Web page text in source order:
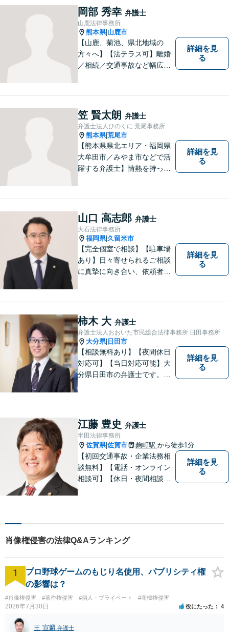
岡部 秀幸 弁護士
山鹿法律事務所
熊本県| 山鹿市
【山鹿、菊池、県北地域の
方々へ】【法テラス可】離婚
／相続／交通事故など幅広く
そう地域に法的サービスを提
供してまいります。お気軽に
ご相談を！
詳細を見
る
笠 賢太朗 弁護士
弁護士法人ひのくに 荒尾事務所
熊本県|荒尾市
【熊本県県北エリア・福岡県
大牟田市／みやま市などで活
躍する弁護士】情熱を持って
題に1つ1つ丁寧に取り組みま
す。離婚 、相続、交通事故、
企業法務など幅広いお困りご
とに対応可能です！
詳細を見
る
山口 高志郎 弁護士
大石法律事務所
福岡県|久留米市
【完全個室で相談】【駐車場
あり】日々寄せられるご相談
に真摯に向き合い、依頼者の
す法人・個人の方々には、経
営課題の解決に向けた最適な
法的サポートを提供し、安定
した経営基盤の構築をお手伝
いいたします。
詳細を見
る
柿木 大 弁護士
弁護士法人おおいた市民総合法律事務所 日田事務所
大分県| 日田市
【相談無料あり】【夜間休日
対応可】【当日対応可能】大
分県日田市の弁護士です。離
ください。
詳細を見
る
江藤 豊史 弁護士
半田法律事務所
佐賀県|佐賀市 麹町駅 から徒歩1分
【初回交通事故・企業法務相
談無料】【電話・オンライン
相談可】【休日・夜間相談
詳細を見
る
肖像権侵害の法律Q&Aランキング
1
プロ野球ゲームのもじり名使用、パブリシティ権
の影響は？
#肖像権侵害 #著作権侵害 #個人・プライベート #商標権侵害
2026年7月30日 役にたった 4
王 宣麟 弁護士